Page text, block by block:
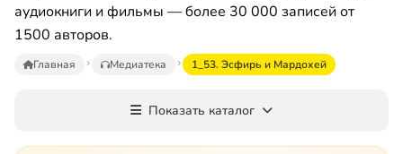
аудиокниги и фильмы — более 30 000 записей от
1500 авторов.
Главная Медиатека 1_53. Эсфирь и Мардохей
Показать каталог